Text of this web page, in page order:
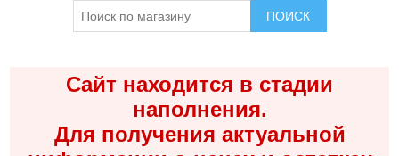
ПОИСК
Сайт находится в стадии
наполнения.
Для получения актуальной